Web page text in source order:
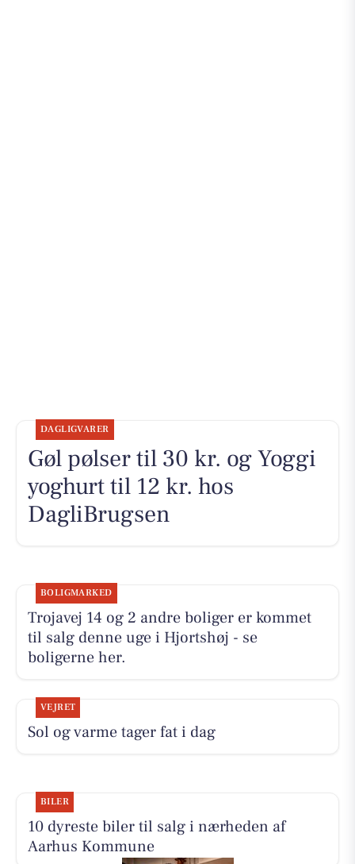
DAGLIGVARER
Gøl pølser til 30 kr. og Yoggi
yoghurt til 12 kr. hos
DagliBrugsen
BOLIGMARKED
Trojavej 14 og 2 andre boliger er kommet
til salg denne uge i Hjortshøj - se
boligerne her.
VEJRET
Sol og varme tager fat i dag
BILER
10 dyreste biler til salg i nærheden af
Aarhus Kommune